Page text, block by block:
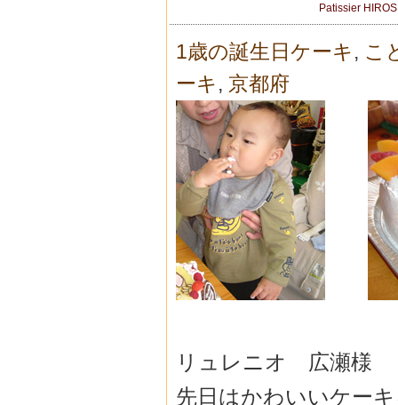
Patissier
1歳の誕生日ケーキ , こ
ーキ , 京都府
リュレニオ 広瀬様
先日はかわいいケー